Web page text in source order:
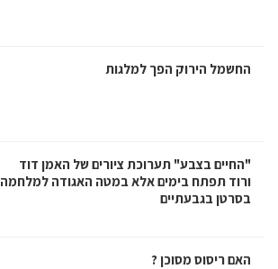
החשמל הירוק הפך למלגות
"החיים בצבע" תערוכת ציורים של האמן דוד
ורוד תפתח בימים אלא במטה האגודה למלחמה
בסרטן בגבעתיים
האם ריסוס מסוכן ?